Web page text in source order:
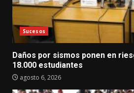
Sucesos
Daños por sismos ponen en
18.000 estudiantes
agosto 6, 2026